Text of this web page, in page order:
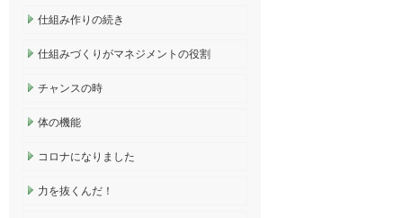
仕組み作りの続き
仕組みづくりがマネジメントの役割
チャンスの時
体の機能
コロナになりました
力を抜くんだ！